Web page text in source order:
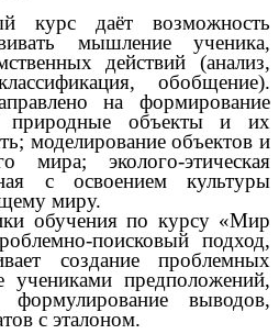
курс даёт возможность
мышление ученика,
действий (анализ,
обобщение).
на формирование
природные объекты и их
моделирование объектов и
мира; эколого-этическая
с освоением культуры
миру.
обучения по курсу «Мир
поисковый подход,
создание проблемных
учениками предположений,
формулирование выводов,
с эталоном.